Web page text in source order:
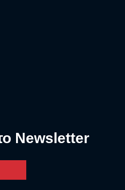
Newsletter